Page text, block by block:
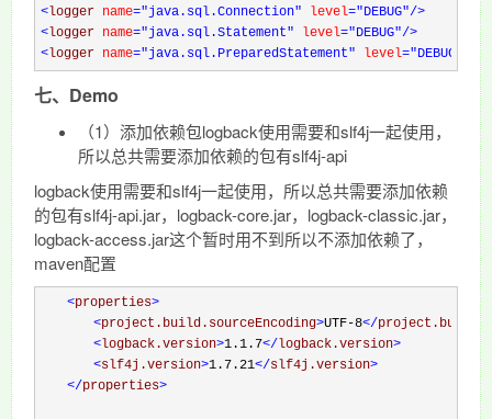
<logger name="java.sql.Connection" level="DEBUG"/>
<logger name="java.sql.Statement" level="DEBUG"/>
<logger name="java.sql.PreparedStatement" level="DEBUG"
七、Demo
（1）添加依赖包logback使用需要和slf4j一起使用，
所以总共需要添加依赖的包有slf4j-api
logback使用需要和slf4j一起使用，所以总共需要添加依赖
的包有slf4j-api.jar，logback-core.jar，logback-classic.jar，
logback-access.jar这个暂时用不到所以不添加依赖了，
maven配置
<properties>
<project.build.sourceEncoding>UTF-8</
<logback.version>1.1.7</ logback.version>
<slf4j.version>1.7.21</slf4j.version>
</properties>